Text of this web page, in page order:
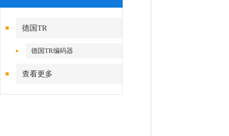
德国TR
德国TR编码器
查看更多